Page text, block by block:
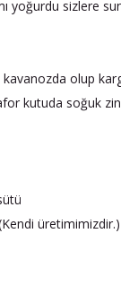
yoğurdu sizlere
olup
kutuda soğuk
üretimimizdir.)